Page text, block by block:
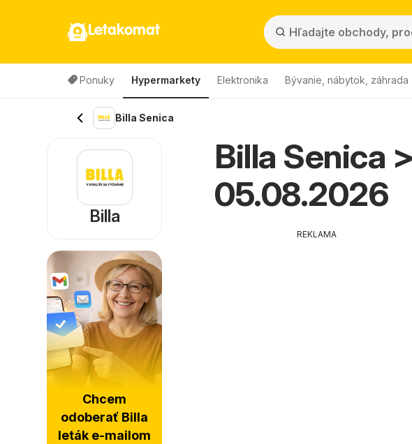
Letakomat
Ponuky Hypermarkety Elektronika Bývanie, nábytok, záhrada
Billa Senica
Billa Senica
05.08.2026
REKLAMA
Billa
Chcem
odoberať Billa
leták e-mailom